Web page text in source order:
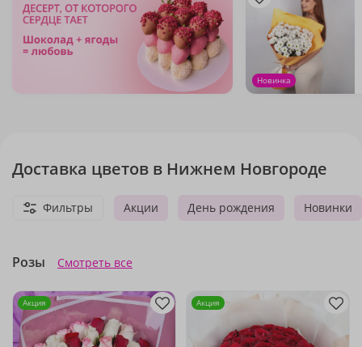
Новинка
Доставка цветов в Нижнем Новгороде
Акции День рождения Новинки
Фильтры
Розы Смотреть все
Акция Акция